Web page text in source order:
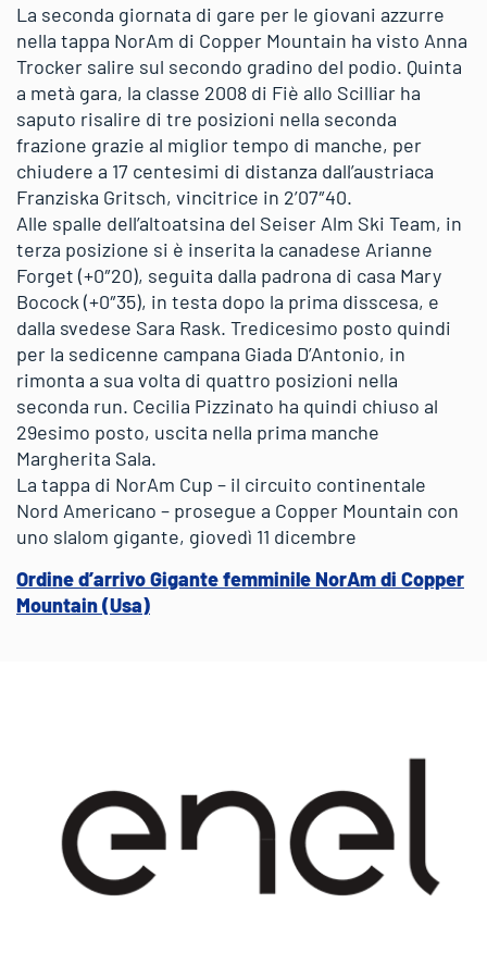
La seconda giornata di gare per le giovani azzurre
nella tappa NorAm di Copper Mountain ha visto Anna
Trocker salire sul secondo gradino del podio. Quinta
a metà gara, la classe 2008 di Fiè allo Scilliar ha
saputo risalire di tre posizioni nella seconda
frazione grazie al miglior tempo di manche, per
chiudere a 17 centesimi di distanza dall’austriaca
Franziska Gritsch, vincitrice in 2’07″40.
Alle spalle dell’altoatsina del Seiser Alm Ski Team, in
terza posizione si è inserita la canadese Arianne
Forget (+0″20), seguita dalla padrona di casa Mary
Bocock (+0″35), in testa dopo la prima disscesa, e
dalla svedese Sara Rask. Tredicesimo posto quindi
per la sedicenne campana Giada D’Antonio, in
rimonta a sua volta di quattro posizioni nella
seconda run. Cecilia Pizzinato ha quindi chiuso al
29esimo posto, uscita nella prima manche
Margherita Sala.
La tappa di NorAm Cup – il circuito continentale
Nord Americano – prosegue a Copper Mountain con
uno slalom gigante, giovedì 11 dicembre
Ordine d’arrivo Gigante femminile NorAm di Copper
Mountain (Usa)